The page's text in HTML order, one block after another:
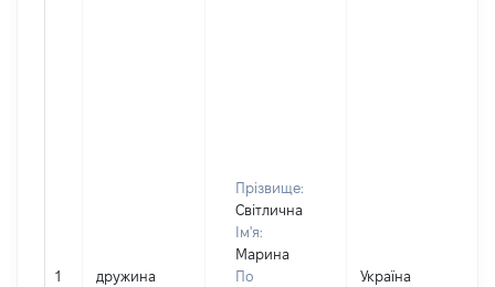
1 дружина
Прізвище:
Світлична
Ім'я:
Марина
По
Україна